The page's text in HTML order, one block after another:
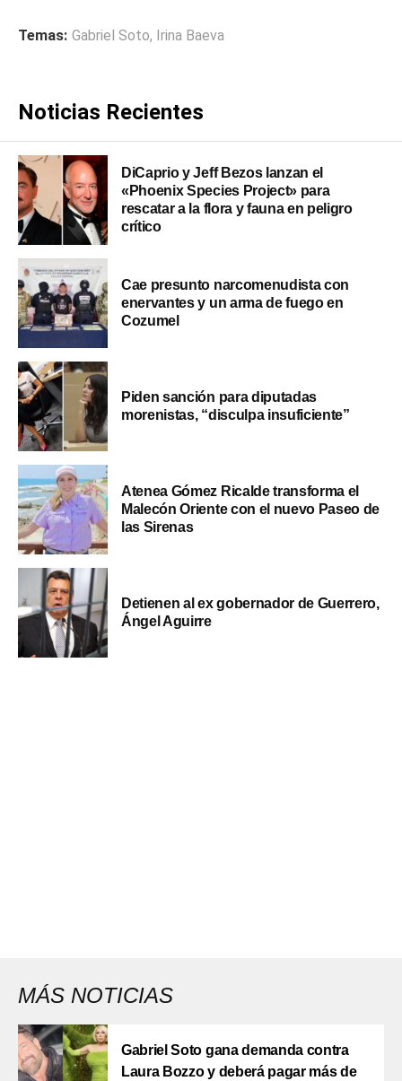
Temas: Gabriel Soto, Irina Baeva
Noticias Recientes
DiCaprio y Jeff Bezos lanzan el
«Phoenix Species Project» para
rescatar a la flora y fauna en peligro
crítico
Cae presunto narcomenudista con
enervantes y un arma de fuego en
Cozumel
Piden sanción para diputadas
morenistas, “disculpa insuficiente”
Atenea Gómez Ricalde transforma el
Malecón Oriente con el nuevo Paseo de
las Sirenas
Detienen al ex gobernador de Guerrero,
Ángel Aguirre
MÁS NOTICIAS
Gabriel Soto gana demanda contra
Laura Bozzo y deberá pagar más de